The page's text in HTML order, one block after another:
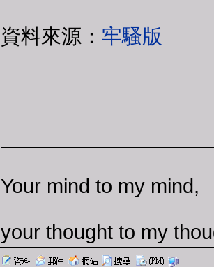
資料來源： 牢騷版
Your mind to my mind,
your thought to my